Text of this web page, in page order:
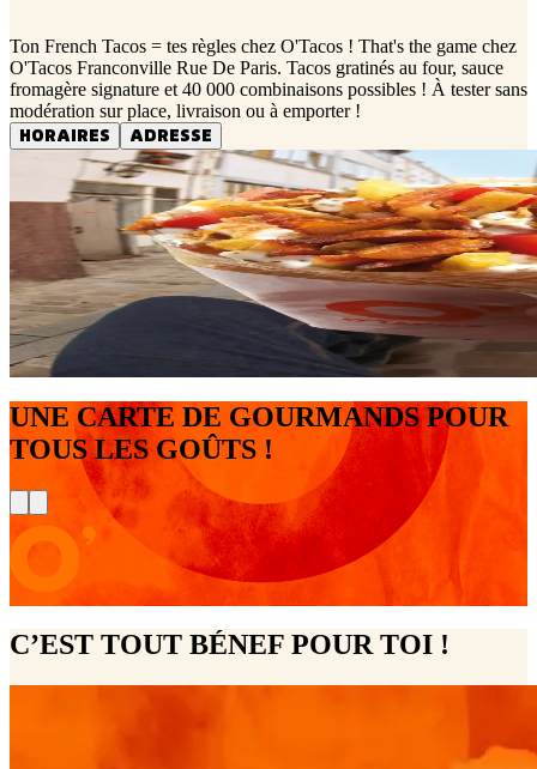
Ton French Tacos = tes règles chez O'Tacos ! That's the game chez
O'Tacos Franconville Rue De Paris. Tacos gratinés au four, sauce
fromagère signature et 40 000 combinaisons possibles ! À tester sans
modération sur place, livraison ou à emporter !
HORAIRES
ADRESSE
UNE CARTE DE GOURMANDS POUR
TOUS LES GOÛTS !
C’EST TOUT BÉNEF POUR TOI !